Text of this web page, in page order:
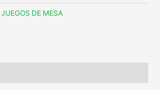
JUEGOS DE MESA